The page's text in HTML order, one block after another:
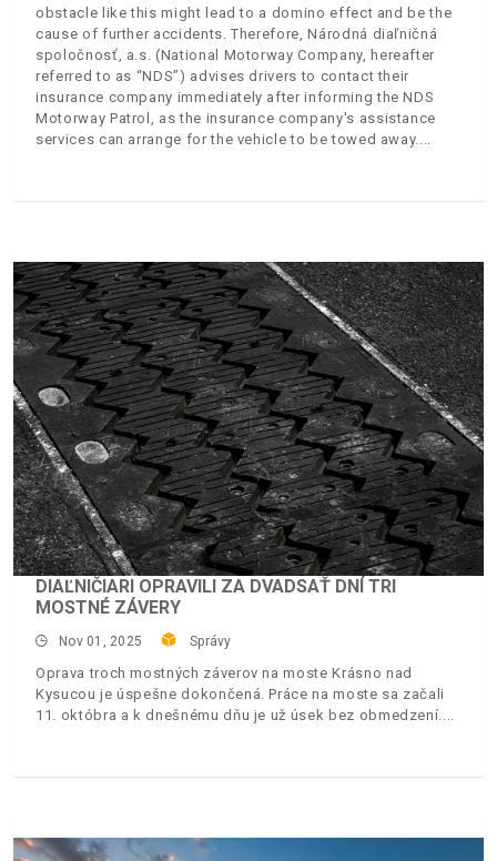
obstacle like this might lead to a domino effect and be the
cause of further accidents. Therefore, Národná diaľničná
spoločnosť, a.s. (National Motorway Company, hereafter
referred to as “NDS”) advises drivers to contact their
insurance company immediately after informing the NDS
Motorway Patrol, as the insurance company's assistance
services can arrange for the vehicle to be towed away.
DIAĽNIČIARI OPRAVILI ZA DVADSAŤ DNÍ TRI
MOSTNÉ ZÁVERY
Nov 01, 2025 Správy
Oprava troch mostných záverov na moste Krásno nad
Kysucou je úspešne dokončená. Práce na moste sa začali
11. októbra a k dnešnému dňu je už úsek bez obmedzení.